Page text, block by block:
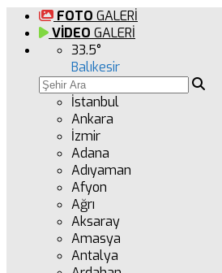
FOTO GALERİ
VİDEO GALERİ
33.5°
Balıkesir
İstanbul
Ankara
İzmir
Adana
Adıyaman
Afyon
Ağrı
Aksaray
Amasya
Antalya